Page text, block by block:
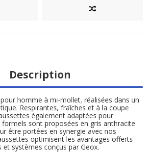
Description
homme à mi-mollet, réalisées dans un
Respirantes, fraîches et à la coupe
également adaptées pour
sont proposées en gris anthracite
être portées en synergie avec nos
optimisent les avantages offerts
systèmes conçus par Geox.